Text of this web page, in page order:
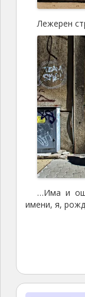
Лежерен
…Има и
имени, я,